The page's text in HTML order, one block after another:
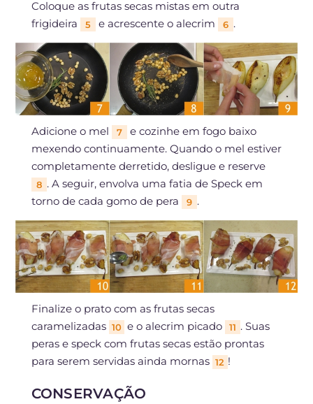
Coloque as frutas secas mistas em outra
frigideira
5 e acrescente o alecrim 6 .
Adicione o mel 7
e cozinhe em fogo baixo
mexendo continuamente. Quando o mel estiver
completamente derretido, desligue e reserve
8 . A seguir, envolva uma fatia de Speck em
torno de cada gomo de pera
9 .
Finalize o prato com as frutas secas
caramelizadas 10 e o alecrim picado 11 . Suas
peras e speck com frutas secas estão prontas
para serem servidas ainda mornas 12 !
CONSERVAÇÃO